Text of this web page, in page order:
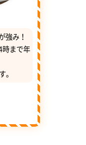
強み！
時まで年